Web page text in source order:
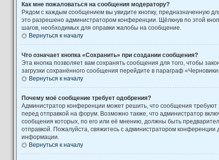
Как мне пожаловаться на сообщения модератору?
Рядом с каждым сообщением вы увидите кнопку, предназначенную
это разрешено администратором конференции. Щёлкнув по этой
шагов, необходимых для оправки жалобы на сообщение.
Вернуться к началу
Что означает кнопка «Сохранить» при создании сообщения?
Эта кнопка позволяет вам сохранять сообщения для того, чтобы
загрузки сохранённого сообщения перейдите в параграф
Вернуться к началу
Почему моё сообщение требует одобрения?
Администратор конференции может решить, что сообщения требуют
перед отправкой на форум. Возможно также, что администратор
сообщения которых, по его или её мнению, должны быть
отправкой. Пожалуйста, свяжитесь с администратором конференции
информации.
Вернуться к началу